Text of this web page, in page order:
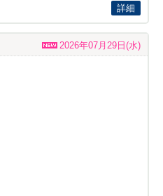
詳細
2026年07月29日(水)